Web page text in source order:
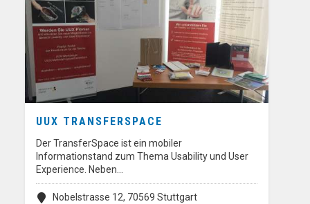
UUX TRANSFERSPACE
Der TransferSpace ist ein mobiler
Informationstand zum Thema Usability und User
Experience. Neben…
Nobelstrasse 12, 70569 Stuttgart